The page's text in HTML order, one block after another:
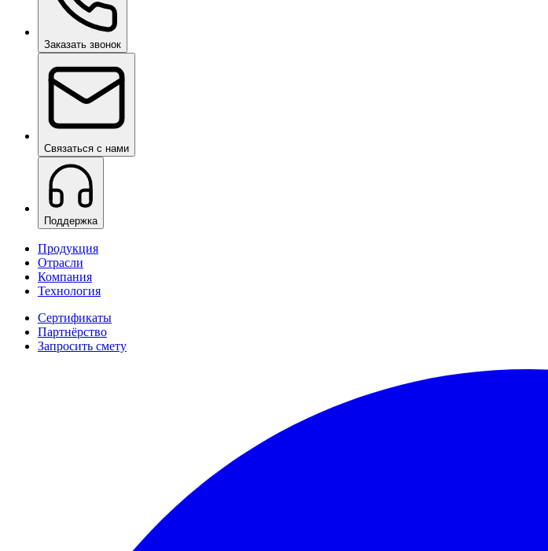
Заказать звонок
Связаться с нами
Поддержка
Продукция
Отрасли
Компания
Технология
Сертификаты
Партнёрство
Запросить смету